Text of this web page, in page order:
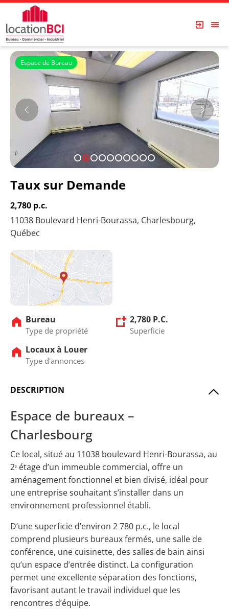
1 2 3 4 5 6 7 8 910
Espace de Bureau
Taux sur Demande
2,780 p.c.
11038 Boulevard Henri-Bourassa, Charlesbourg,
Québec
Bureau
Type de propriété
2,780 P.C.
Superficie
Locaux à Louer
Type d'annonces
DESCRIPTION
Espace de bureaux –
Charlesbourg
Ce local, situé au 11038 boulevard Henri-Bourassa, au
2ᵉ étage d’un immeuble commercial, offre un
aménagement fonctionnel et bien divisé, idéal pour
une entreprise souhaitant s’installer dans un
environnement professionnel établi.
D’une superficie d’environ 2 780 p.c., le local
comprend plusieurs bureaux fermés, une salle de
conférence, une cuisinette, des salles de bain ainsi
qu’un espace d’entrée distinct. La configuration
permet une excellente séparation des fonctions,
favorisant autant le travail individuel que les
rencontres d’équipe.